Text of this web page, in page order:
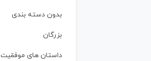
بدون دسته بندی
بزرگان
داستان‌ های موفقیت